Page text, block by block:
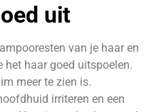
uit
van je haar en
het haar goed uitspoelen.
meer te zien is.
irriteren en een